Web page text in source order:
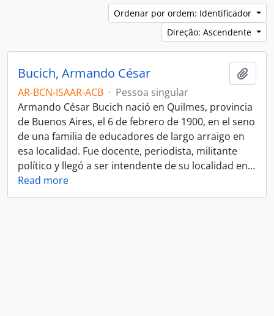
Ordenar por ordem: Identificador
Direção: Ascendente
Bucich, Armando César
AR-BCN-ISAAR-ACB · Pessoa singular
Armando César Bucich nació en Quilmes, provincia
de Buenos Aires, el 6 de febrero de 1900, en el seno
de una familia de educadores de largo arraigo en
esa localidad. Fue docente, periodista, militante
político y llegó a ser intendente de su localidad en…
Read more